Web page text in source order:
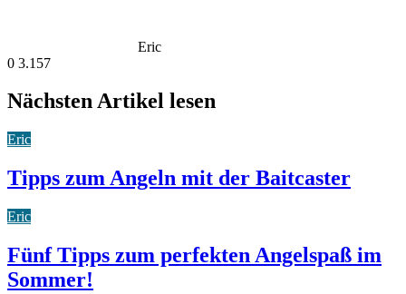
Eric
0 3.157
Nächsten Artikel lesen
Eric
Tipps zum Angeln mit der Baitcaster
Eric
Fünf Tipps zum perfekten Angelspaß im
Sommer!